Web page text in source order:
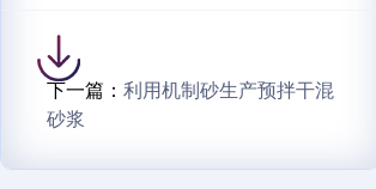
下一篇： 利用机制砂生产预拌干混
砂浆